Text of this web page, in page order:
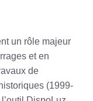
un rôle majeur
et en
de
(1999-